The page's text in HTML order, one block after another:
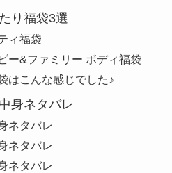
り福袋3選
ィ福袋
&ファミリー ボディ福袋
はこんな感じでした♪
身ネタバレ
ネタバレ
ネタバレ
ネタバレ